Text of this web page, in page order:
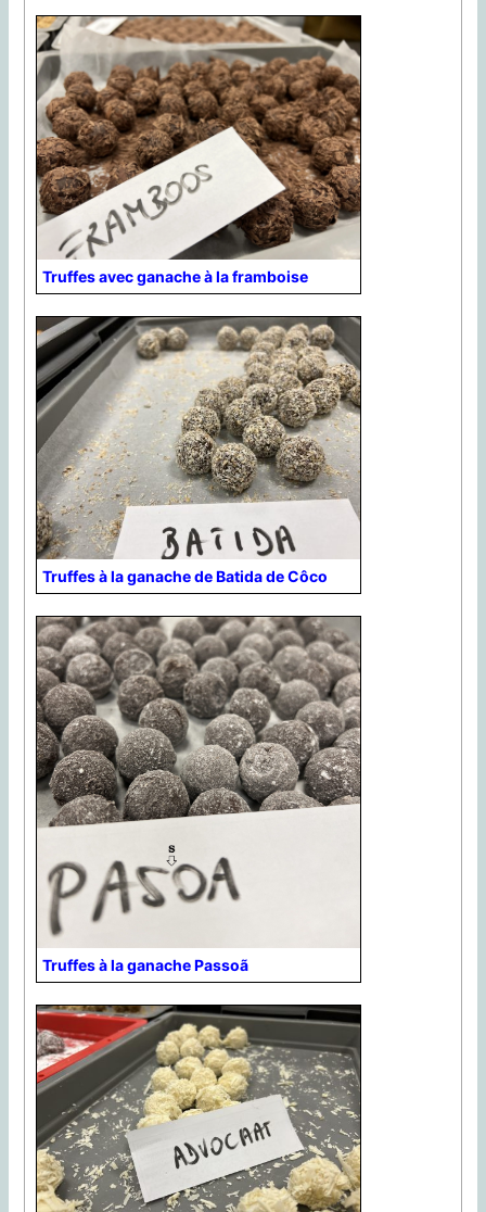
Truffes avec ganache à la framboise
Truffes à la ganache de Batida de Côco
Truffes à la ganache Passoã